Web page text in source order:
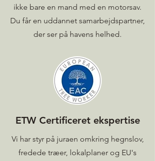
ikke bare en mand med en motorsav.
Du får en uddannet samarbejdspartner,
der ser på havens helhed.
ETW Certificeret ekspertise
Vi har styr på juraen omkring hegnslov,
fredede træer, lokalplaner og EU's